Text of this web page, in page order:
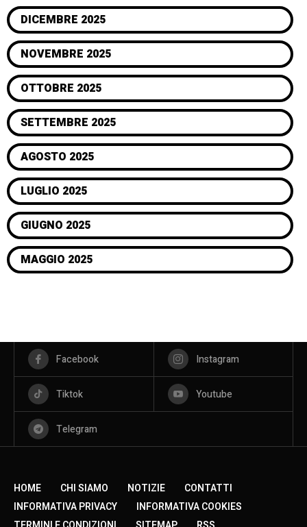
DICEMBRE 2025
NOVEMBRE 2025
OTTOBRE 2025
SETTEMBRE 2025
AGOSTO 2025
LUGLIO 2025
GIUGNO 2025
MAGGIO 2025
Facebook Instagram
Tiktok Youtube
Telegram
HOME CHI SIAMO NOTIZIE
CONTATTI
INFORMATIVA PRIVACY
INFORMATIVA COOKIES